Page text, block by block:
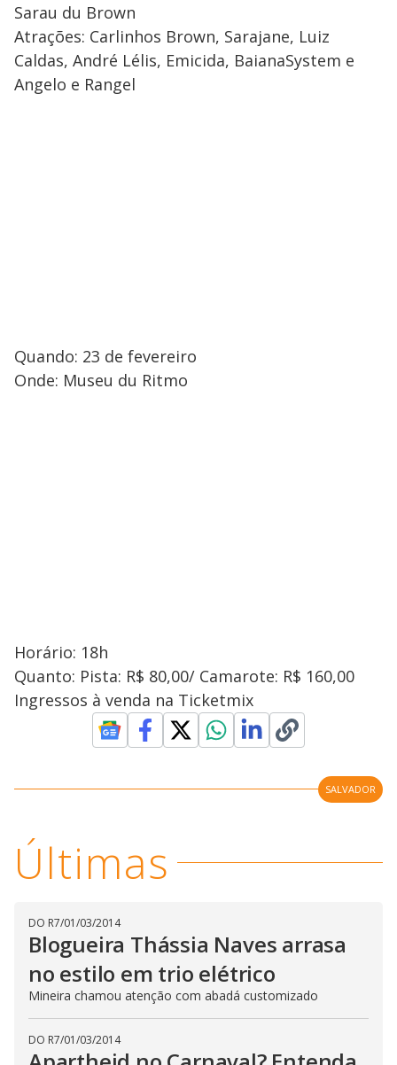
Sarau du Brown
Atrações: Carlinhos Brown, Sarajane, Luiz
Caldas, André Lélis, Emicida, BaianaSystem e
Angelo e Rangel
Quando: 23 de fevereiro
Onde: Museu du Ritmo
Horário: 18h
Quanto: Pista: R$ 80,00/ Camarote: R$ 160,00
Ingressos à venda na Ticketmix
SALVADOR
Últimas
DO R7/01/03/2014
Blogueira Thássia Naves arrasa
no estilo em trio elétrico
Mineira chamou atenção com abadá customizado
DO R7/01/03/2014